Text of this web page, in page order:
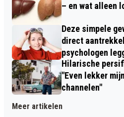
– en wat alleen
Deze simpele
direct
psychologen
Hilarische
"Even lekker
channelen"
Meer artikelen